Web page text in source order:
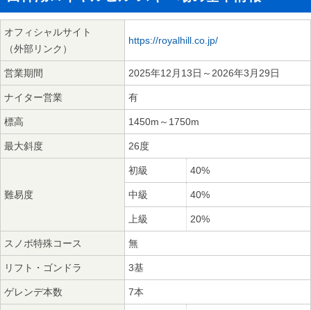
オフィシャルサイト
（外部リンク）
https://royalhill.co.jp/
営業期間 2025年12月13日～2026年3月29日
ナイター営業 有
標高 1450m～1750m
最大斜度 26度
難易度
初級 40%
中級 40%
上級 20%
スノボ特殊コース 無
リフト・ゴンドラ 3基
ゲレンデ本数 7本